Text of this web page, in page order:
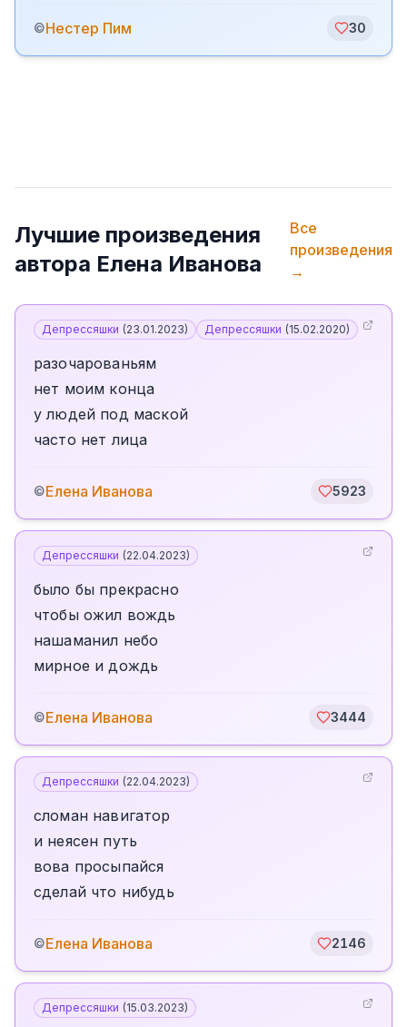
©️Нестер Пим 30
Лучшие произведения
автора Елена Иванова
Все
произведения
→
Депрессяшки (23.01.2023) Депрессяшки (15.02.2020)
разочарованьям
нет моим конца
у людей под маской
часто нет лица
©Елена Иванова 5923
Депрессяшки (22.04.2023)
было бы прекрасно
чтобы ожил вождь
нашаманил небо
мирное и дождь
©Елена Иванова 3444
Депрессяшки (22.04.2023)
сломан навигатор
и неясен путь
вова просыпайся
сделай что нибудь
©Елена Иванова 2146
Депрессяшки (15.03.2023)